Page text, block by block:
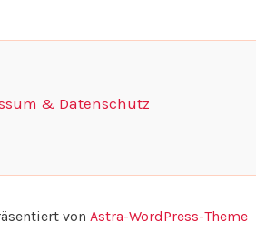
& Datenschutz
von Astra-WordPress-Theme